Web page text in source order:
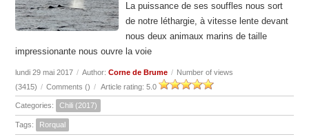
La puissance de ses souffles nous sort
de notre léthargie, à vitesse lente devant
nous deux animaux marins de taille
impressionante nous ouvre la voie
lundi 29 mai 2017 / Author:Corne de Brume / Number of views
(3415) / Comments () / Article rating: 5.0
Categories: Chili (2017)
Tags: Rorqual